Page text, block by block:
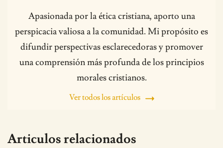
Apasionada por la ética cristiana, aporto una
perspicacia valiosa a la comunidad. Mi propósito es
difundir perspectivas esclarecedoras y promover
una comprensión más profunda de los principios
morales cristianos.
Ver todos los artículos
Articulos relacionados